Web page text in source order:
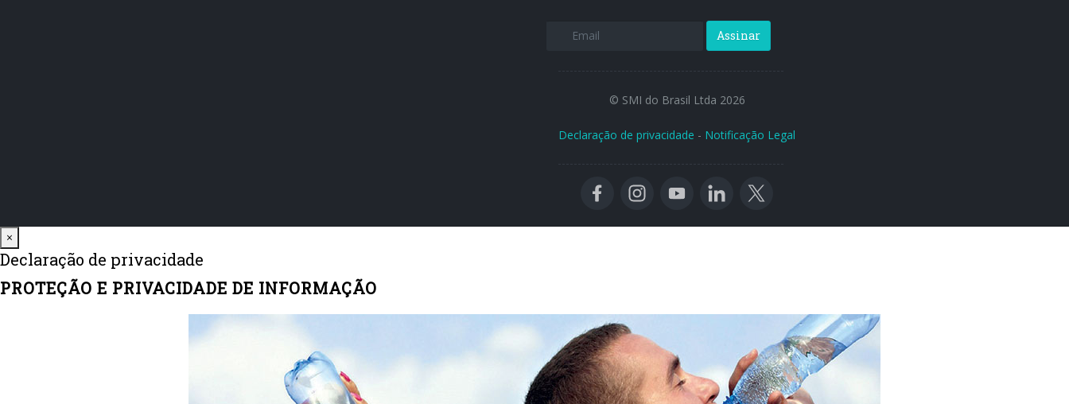
Assinar
© SMI do Brasil Ltda 2026
Declaração de privacidade - Notificação Legal
×
Declaração de privacidade
PROTEÇÃO E PRIVACIDADE DE INFORMAÇÃO